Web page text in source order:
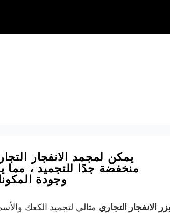
يمكن لمجمد الانفجار
منخفضة جدًا للتجميد ،
وجودة
الانفجار التجاري مثالي لتجميد الكعك